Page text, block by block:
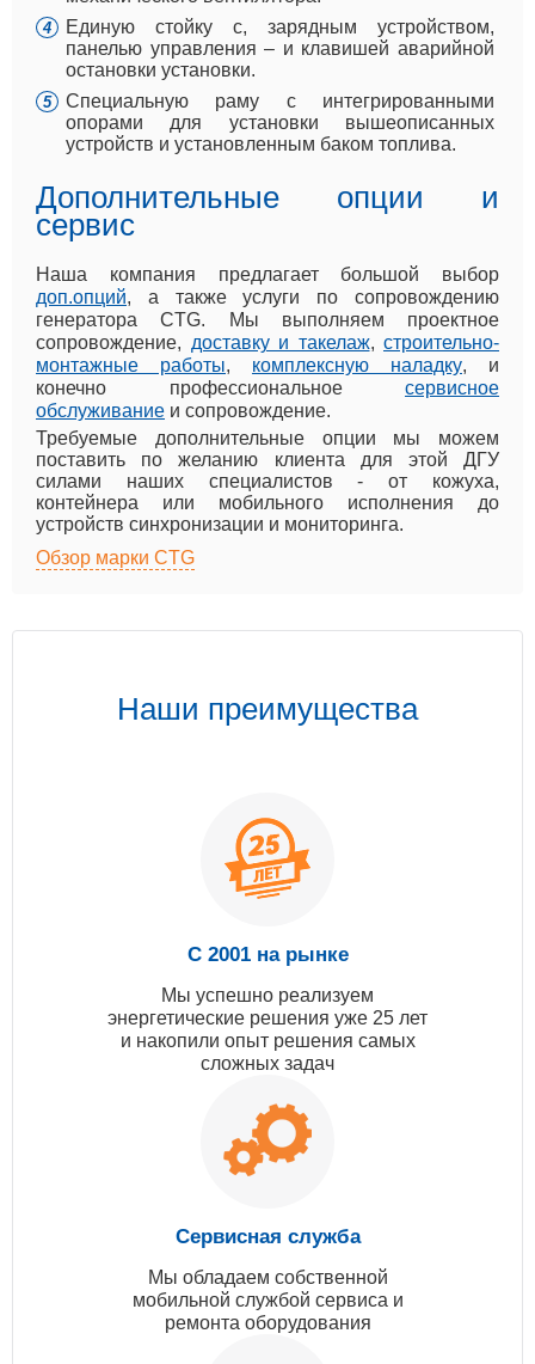
Единую стойку с, зарядным устройством,
панелью управления – и клавишей аварийной
остановки установки.
Специальную раму с интегрированными
опорами для установки вышеописанных
устройств и установленным баком топлива.
Дополнительные опции и
сервис
Наша компания предлагает большой выбор
доп.опций, а также услуги по сопровождению
генератора CTG. Мы выполняем проектное
сопровождение, доставку и такелаж, строительно-
монтажные работы, комплексную наладку, и
конечно профессиональное сервисное
обслуживание и сопровождение.
Требуемые дополнительные опции мы можем
поставить по желанию клиента для этой ДГУ
силами наших специалистов - от кожуха,
контейнера или мобильного исполнения до
устройств синхронизации и мониторинга.
Обзор марки CTG
Наши преимущества
С 2001 на рынке
Мы успешно реализуем
энергетические решения уже 25 лет
и накопили опыт решения самых
сложных задач
Сервисная служба
Мы обладаем собственной
мобильной службой сервиса и
ремонта оборудования